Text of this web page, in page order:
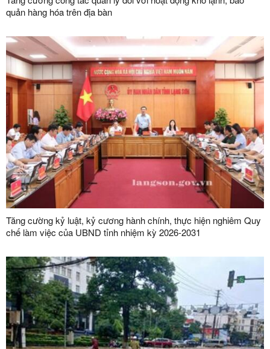
quản hàng hóa trên địa bàn
Tăng cường kỷ luật, kỷ cương hành chính, thực hiện nghiêm Quy
chế làm việc của UBND tỉnh nhiệm kỳ 2026-2031